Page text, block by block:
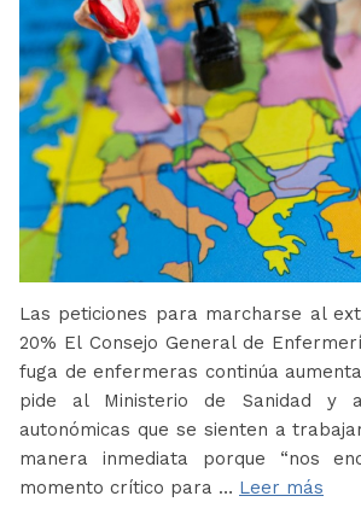
Las peticiones para marcharse al
20% El Consejo General de
fuga de enfermeras continúa
pide al Ministerio de Sanidad y
autonómicas que se sienten a
manera inmediata porque “nos
momento crítico para … Leer más